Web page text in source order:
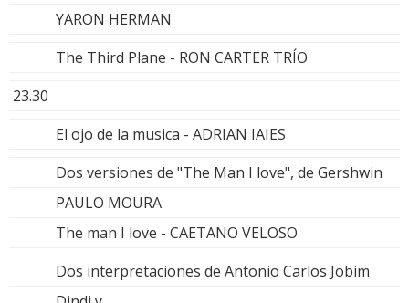
YARON HERMAN
The Third Plane - RON CARTER TRÍO
23.30
El ojo de la musica - ADRIAN IAIES
Dos versiones de "The Man I love", de Gershwin
PAULO MOURA
The man I love - CAETANO VELOSO
Dos interpretaciones de Antonio Carlos Jobim